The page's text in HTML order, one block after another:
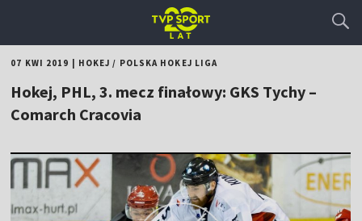
07 KWI 2019 HOKEJ / POLSKA HOKEJ LIGA
Hokej, PHL, 3. mecz finałowy: GKS Tychy –
Comarch Cracovia